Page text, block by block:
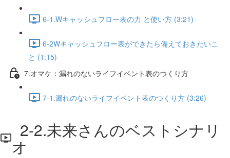
6-1.Wキャッシュフロー表の力 と使い方 (3:21)
6-2Wキャッシュフロー表ができたら備えておきたいこ
と (1:15)
7.オマケ：漏れのないライフイベント表のつくり方
7-1.漏れのないライフイベント表のつくり方 (3:26)
2-2.未来さんのベストシナリ
オ